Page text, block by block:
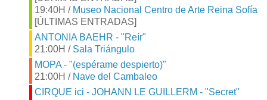
19:40H / Museo Nacional Centro de Arte Reina Sofía
[ÚLTIMAS ENTRADAS]
ANTONIA BAEHR - "Reír"
21:00H / Sala Triángulo
MOPA - "(espérame despierto)"
21:00H / Nave del Cambaleo
CIRQUE ici - JOHANN LE GUILLERM - "Secret"